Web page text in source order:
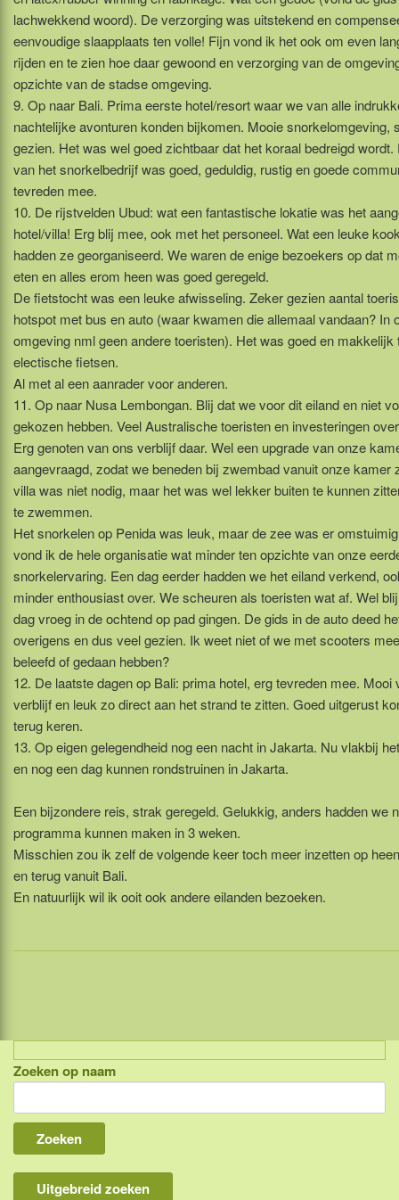
lachwekkend woord). De verzorging was uitstekend en
eenvoudige slaapplaats ten volle! Fijn vond ik het ook om even
rijden en te zien hoe daar gewoond en verzorging van de
opzichte van de stadse omgeving.
9. Op naar Bali. Prima eerste hotel/resort waar we van alle
nachtelijke avonturen konden bijkomen. Mooie snorkelomgeving,
gezien. Het was wel goed zichtbaar dat het koraal bedreigd
van het snorkelbedrijf was goed, geduldig, rustig en goede
tevreden mee.
10. De rijstvelden Ubud: wat een fantastische lokatie was het
hotel/villa! Erg blij mee, ook met het personeel. Wat een leuke
hadden ze georganiseerd. We waren de enige bezoekers op dat
eten en alles erom heen was goed geregeld.
De fietstocht was een leuke afwisseling. Zeker gezien aantal
hotspot met bus en auto (waar kwamen die allemaal vandaan? In
omgeving nml geen andere toeristen). Het was goed en makkelijk
electische fietsen.
Al met al een aanrader voor anderen.
11. Op naar Nusa Lembongan. Blij dat we voor dit eiland en niet
gekozen hebben. Veel Australische toeristen en investeringen
Erg genoten van ons verblijf daar. Wel een upgrade van onze
aangevraagd, zodat we beneden bij zwembad vanuit onze kamer
villa was niet nodig, maar het was wel lekker buiten te kunnen
te zwemmen.
Het snorkelen op Penida was leuk, maar de zee was er
vond ik de hele organisatie wat minder ten opzichte van onze
snorkelervaring. Een dag eerder hadden we het eiland verkend,
minder enthousiast over. We scheuren als toeristen wat af. Wel
dag vroeg in de ochtend op pad gingen. De gids in de auto deed
overigens en dus veel gezien. Ik weet niet of we met scooters
beleefd of gedaan hebben?
12. De laatste dagen op Bali: prima hotel, erg tevreden mee. Mooi
verblijf en leuk zo direct aan het strand te zitten. Goed uitgerust
terug keren.
13. Op eigen gelegendheid nog een nacht in Jakarta. Nu vlakbij
en nog een dag kunnen rondstruinen in Jakarta.
Een bijzondere reis, strak geregeld. Gelukkig, anders hadden we
programma kunnen maken in 3 weken.
Misschien zou ik zelf de volgende keer toch meer inzetten op
en terug vanuit Bali.
En natuurlijk wil ik ooit ook andere eilanden bezoeken.
Indonesië, eilandcombinaties
Bali
Lombok
Flores & Komodo
Zoeken op naam
Uitgebreid zoeken